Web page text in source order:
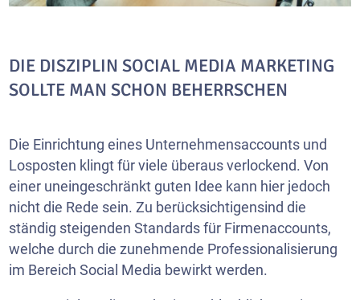
DIE DISZIPLIN SOCIAL MEDIA MARKETING
SOLLTE MAN SCHON BEHERRSCHEN
Die Einrichtung eines Unternehmensaccounts und
Losposten klingt für viele überaus verlockend. Von
einer uneingeschränkt guten Idee kann hier jedoch
nicht die Rede sein. Zu berücksichtigensind die
ständig steigenden Standards für Firmenaccounts,
welche durch die zunehmende Professionalisierung
im Bereich Social Media bewirkt werden.